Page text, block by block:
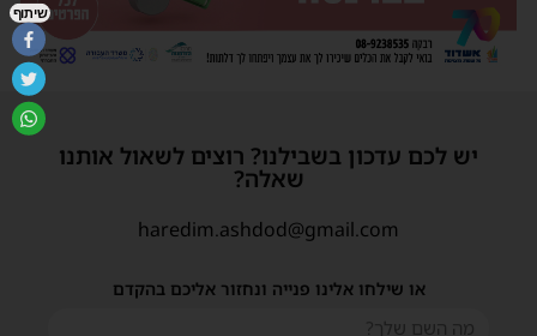
יש לכם עדכון בשבילנו? רוצים לשאול אותנו
שאלה?
haredim.ashdod@gmail.com
או שילחו אלינו פנייה ונחזור אליכם בהקדם
שיתוף